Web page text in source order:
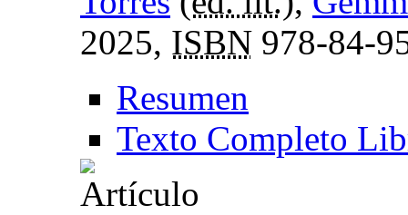
2025, ISBN 978-84-
Resumen
Texto Completo